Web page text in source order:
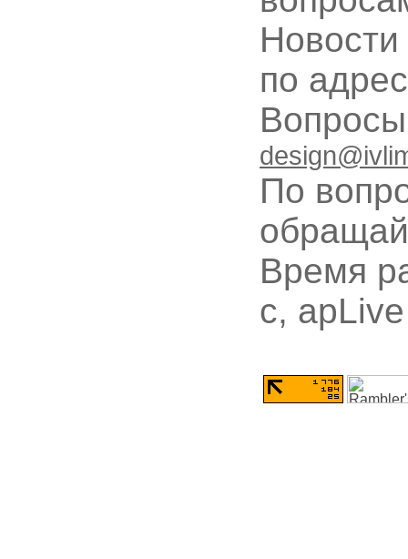
по
По
Время
с,